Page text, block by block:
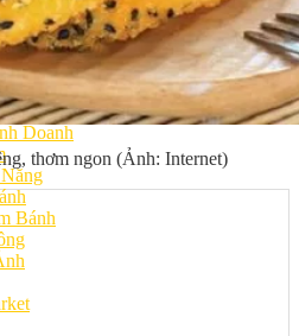
Mứt
Âu
Doanh
Bánh
thơm ngon (Ảnh: Internet)